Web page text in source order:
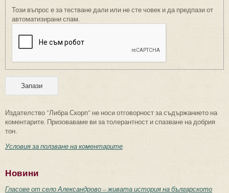
Този въпрос е за тестване дали или не сте човек и да предпази от
автоматизирани спам.
Издателство "Либра Скорп" не носи отговорност за съдържанието на
коментарите. Призоваваме ви за толерантност и спазване на добрия
тон.
Условия за ползване на коментарите
Новини
Гласове от село Александрово – живата история на българското